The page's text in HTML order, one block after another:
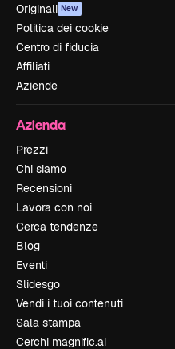
Originali New
Politica dei cookie
Centro di fiducia
Affiliati
Aziende
Azienda
Prezzi
Chi siamo
Recensioni
Lavora con noi
Cerca tendenze
Blog
Eventi
Slidesgo
Vendi i tuoi contenuti
Sala stampa
Cerchi magnific.ai